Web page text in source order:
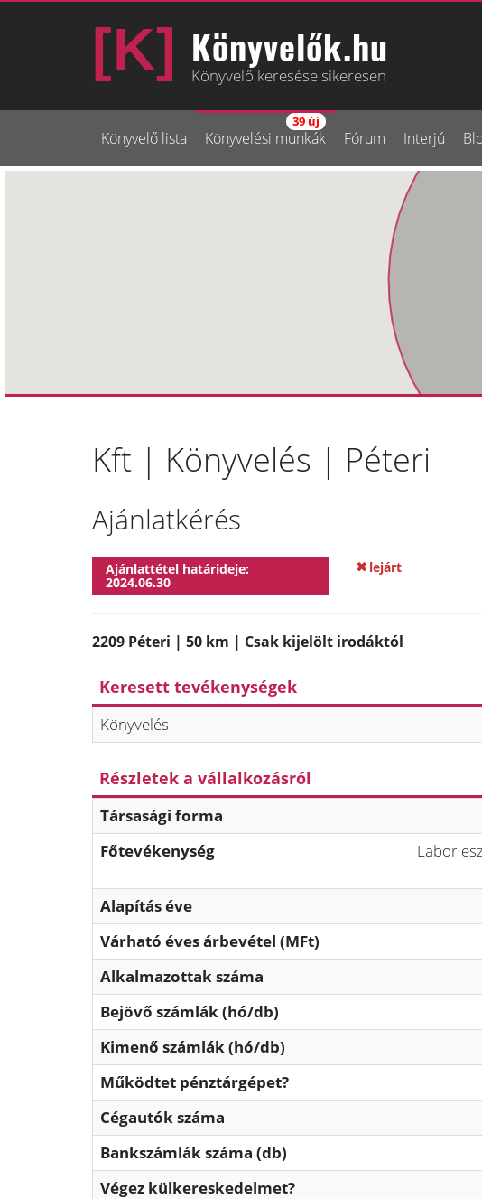
Könyvelők.hu
Könyvelő keresése sikeresen
Könyvelő lista Könyvelési munkák
39 új
Fórum Interjú
Kft | Könyvelés | Péteri
Ajánlatkérés
Ajánlattétel határideje:
2024.06.30
lejárt
2209 Péteri | 50 km | Csak kijelölt irodáktól
Keresett tevékenységek
Könyvelés
Részletek a vállalkozásról
Társasági forma
Főtevékenység
Labor
Alapítás éve
Várható éves árbevétel (MFt)
Alkalmazottak száma
Bejövő számlák (hó/db)
Kimenő számlák (hó/db)
Működtet pénztárgépet?
Cégautók száma
Bankszámlák száma (db)
Végez külkereskedelmet?